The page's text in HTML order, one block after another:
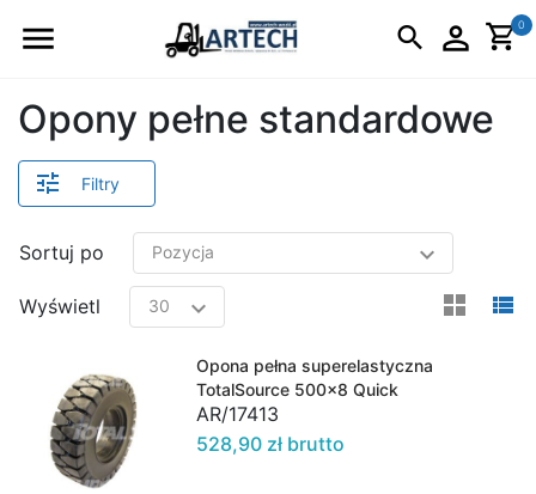
0
Opony pełne standardowe
Filtry
Sortuj po
Wyświetl
Opona pełna superelastyczna
TotalSource 500x8 Quick
AR/17413
528,90 zł brutto